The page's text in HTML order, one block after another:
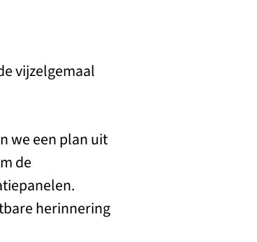
vijzelgemaal
we een plan uit
de
herinnering